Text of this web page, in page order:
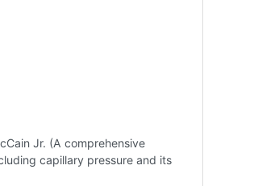
Jr. (A comprehensive
capillary pressure and its